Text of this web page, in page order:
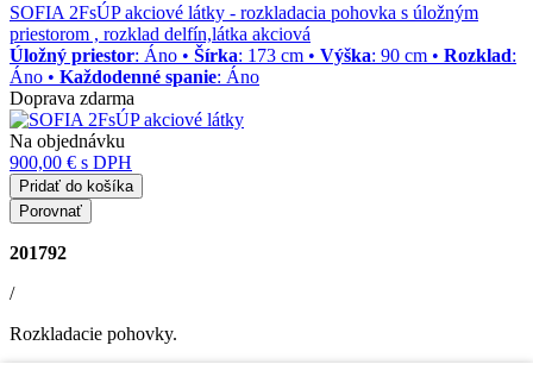
SOFIA 2FsÚP akciové látky - rozkladacia pohovka s úložným
priestorom , rozklad delfín,látka akciová
Úložný priestor: Áno • Šírka: 173 cm • Výška: 90 cm • Rozklad:
Áno • Každodenné spanie: Áno
Doprava zdarma
Na objednávku
900,00 € s DPH
Pridať do košíka
Porovnať
201792
/
Rozkladacie pohovky.